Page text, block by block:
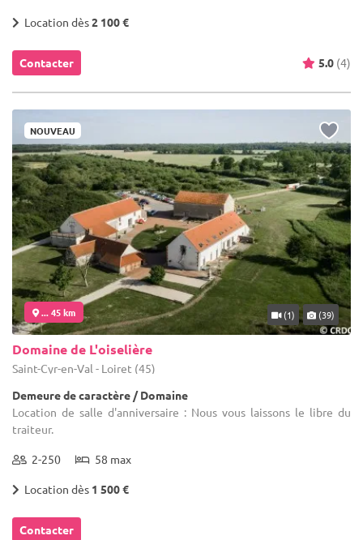
Location dès2 100 €
Contacter 5.0 (4)
NOUVEAU
... 45 km (1) (39)
Domaine de L'oiselière
Saint-Cyr-en-Val - Loiret (45)
Demeure de caractère / Domaine
Location de salle d'anniversaire : Nous vous laissons le libre du
traiteur.
2-250 58 max
Location dès 1 500 €
Contacter